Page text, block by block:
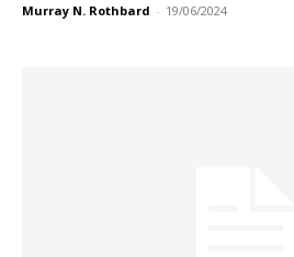
Murray N. Rothbard - 19/06/2024